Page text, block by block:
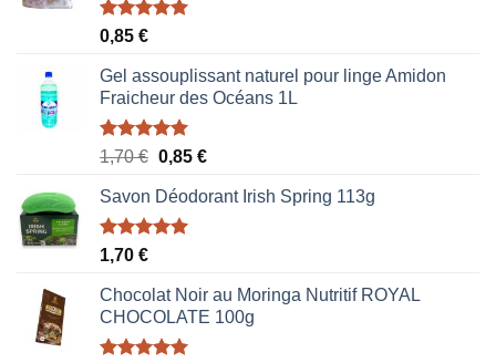
Note5.00
0,85 €
Gel assouplissant naturel pour linge Amidon
Fraicheur des Océans 1L
Note5.00
1,70€ Le
initial
était :
0,85 €Le
actuel
Savon Déodorant Irish Spring 113g
Note5.00
1,70 €
Chocolat Noir au Moringa Nutritif ROYAL
CHOCOLATE 100g